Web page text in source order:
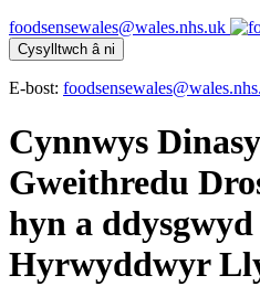
foodsensewales@wales.nhs.uk
Cysylltwch â ni
E-bost:
Cynnwys
Gweithredu
hyn a
Hyrwyddwyr